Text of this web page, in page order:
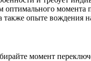
оптимального
также опыте вождения
момент